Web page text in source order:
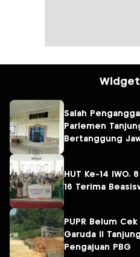
Widget
Salah
Parlemen
Bertanggung
HUT Ke-14 IWO,
16 Terima
PUPR Belum
Garuda II
Pengajuan PBG